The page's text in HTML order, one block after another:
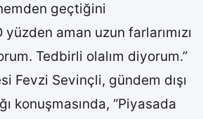
geçtiğini
aman uzun farlarımızı
Tedbirli olalım diyorum.”
Fevzi Sevinçli, gündem dışı
konuşmasında, “Piyasada